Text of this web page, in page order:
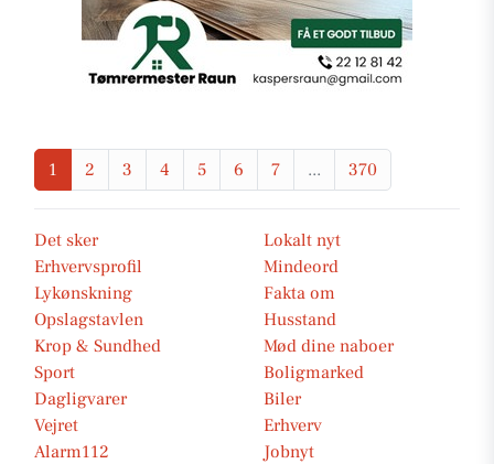
1 2 3 4 5 6 7 ... 370
Det sker
Lokalt nyt
Erhvervsprofil
Mindeord
Lykønskning
Fakta om
Opslagstavlen
Husstand
Krop & Sundhed
Mød dine naboer
Sport
Boligmarked
Dagligvarer
Biler
Vejret
Erhverv
Alarm112
Jobnyt